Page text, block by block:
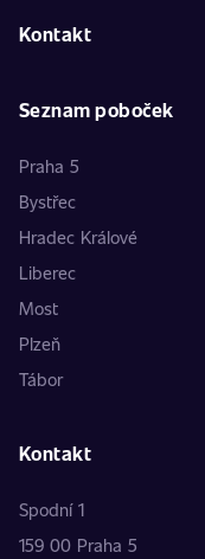
Kontakt
Seznam poboček
Praha 5
Bystřec
Hradec Králové
Liberec
Most
Plzeň
Tábor
Kontakt
Spodní 1
159 00 Praha 5